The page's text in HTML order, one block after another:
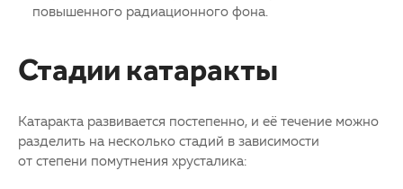
повышенного радиационного фона.
Стадии катаракты
Катаракта развивается постепенно, и её течение можно
разделить на несколько стадий в зависимости
от степени помутнения хрусталика: